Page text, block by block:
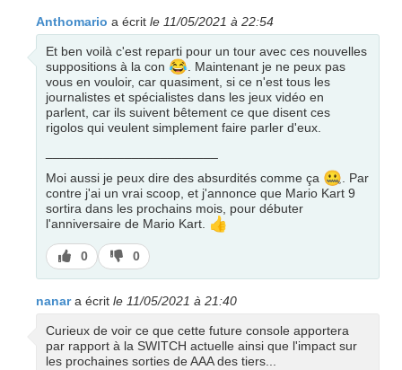
Anthomario a écrit le 11/05/2021 à 22:54
Et ben voilà c'est reparti pour un tour avec ces nouvelles
suppositions à la con 😂 . Maintenant je ne peux pas
vous en vouloir, car quasiment, si ce n'est tous les
journalistes et spécialistes dans les jeux vidéo en
parlent, car ils suivent bêtement ce que disent ces
rigolos qui veulent simplement faire parler d'eux.
Moi aussi je peux dire des absurdités comme ça 🤐 . Par
contre j'ai un vrai scoop, et j'annonce que Mario Kart 9
sortira dans les prochains mois, pour débuter
l'anniversaire de Mario Kart.
👍
J’aime
0
J’aime
pas
0
nanara écrit le 11/05/2021 à 21:40
Curieux de voir ce que cette future console apportera
par rapport à la SWITCH actuelle ainsi que l'impact sur
les prochaines sorties de AAA des tiers...